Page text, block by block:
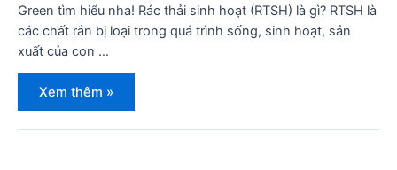
Green tìm hiểu nha! Rác thải sinh hoạt (RTSH) là gì? RTSH là
các chất rắn bị loại trong quá trình sống, sinh hoạt, sản
xuất của con …
Xem thêm »